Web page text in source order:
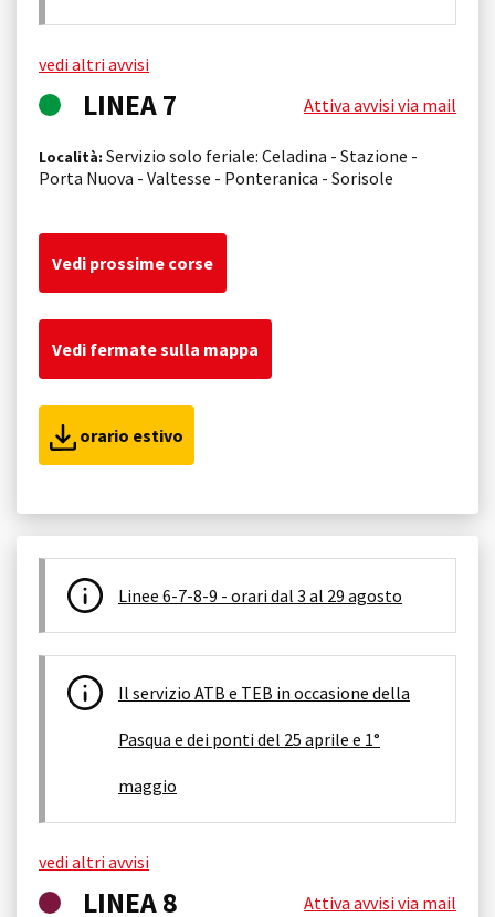
vedi altri avvisi
LINEA 7 Attiva avvisi via mail
Località: Servizio solo feriale: Celadina - Stazione -
Porta Nuova - Valtesse - Ponteranica - Sorisole
Vedi prossime corse
Vedi fermate sulla mappa
orario estivo
Linee 6-7-8-9 - orari dal 3 al 29 agosto
Il servizio ATB e TEB in occasione della
Pasqua e dei ponti del 25 aprile e 1°
maggio
vedi altri avvisi
LINEA 8 Attiva avvisi via mail